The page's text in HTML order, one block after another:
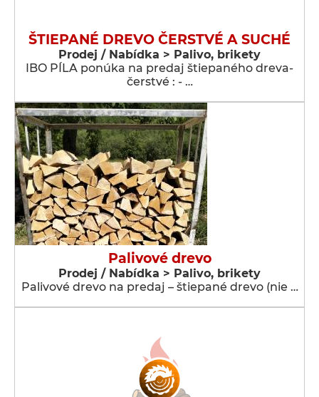
ŠTIEPANÉ DREVO ČERSTVÉ A SUCHÉ
Prodej / Nabídka > Palivo, brikety
IBO PÍLA ponúka na predaj štiepaného dreva-
čerstvé : - …
Palivové drevo
Prodej / Nabídka > Palivo, brikety
Palivové drevo na predaj – štiepané drevo (nie …